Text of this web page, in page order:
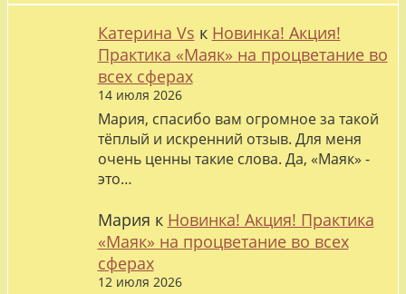
Катерина Vs к Новинка! Акция!
Практика «Маяк» на процветание во
всех сферах
14 июля 2026
Мария, спасибо вам огромное за такой
тёплый и искренний отзыв. Для меня
очень ценны такие слова. Да, «Маяк» -
это…
Мария к Новинка! Акция! Практика
«Маяк» на процветание во всех
сферах
12 июля 2026